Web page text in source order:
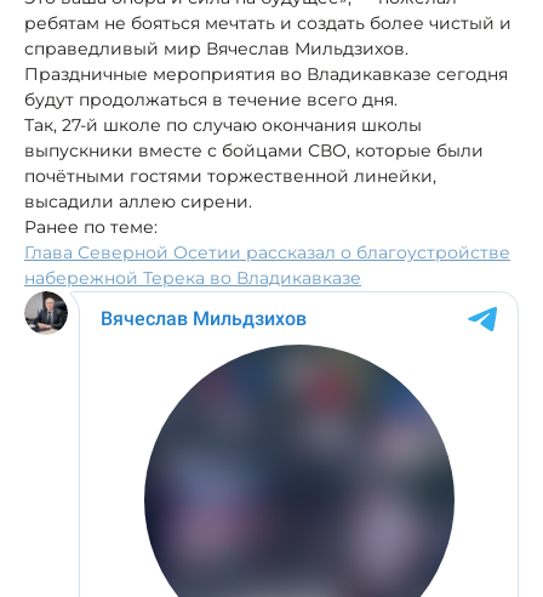
ребятам не бояться мечтать и создать более чистый и
справедливый мир Вячеслав Мильдзихов.
Праздничные мероприятия во Владикавказе сегодня
будут продолжаться в течение всего дня.
Так, 27-й школе по случаю окончания школы
выпускники вместе с бойцами СВО, которые были
почётными гостями торжественной линейки,
высадили аллею сирени.
Ранее по теме:
Глава Северной Осетии рассказал о благоустройстве
набережной Терека во Владикавказе